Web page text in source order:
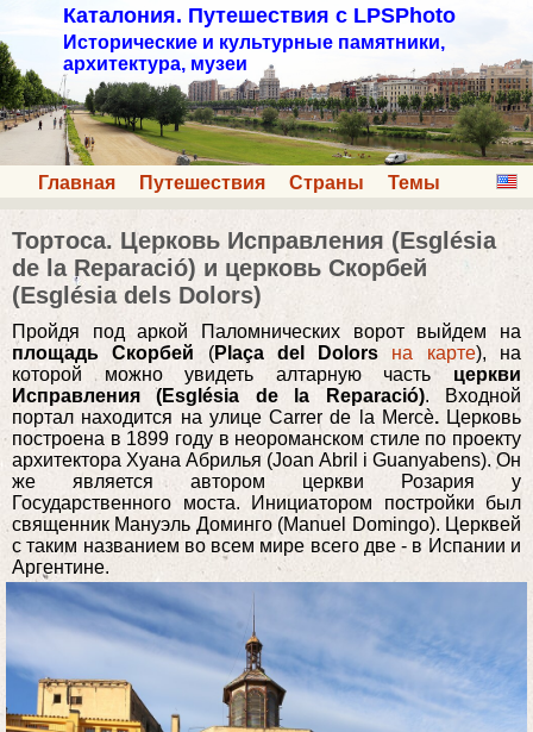
Каталония. Путешествия с LPSPhoto
Исторические и культурные памятники,
архитектура, музеи
Главная Путешествия Страны Темы
Тортоса. Церковь Исправления (Església
de la Reparació) и церковь Скорбей
(Església dels Dolors)
Пройдя под аркой Паломнических ворот выйдем на
площадь Скорбей (Plaça del Dolors на карте), на
которой можно увидеть алтарную часть церкви
Исправления (Església de la Reparació). Входной
портал находится на улице Carrer de la Mercè. Церковь
построена в 1899 году в неороманском стиле по проекту
архитектора Хуана Абрилья (Joan Abril i Guanyabens). Он
же является автором церкви Розария у
Государственного моста. Инициатором постройки был
священник Мануэль Доминго (Manuel Domingo). Церквей
с таким названием во всем мире всего две - в Испании и
Аргентине.